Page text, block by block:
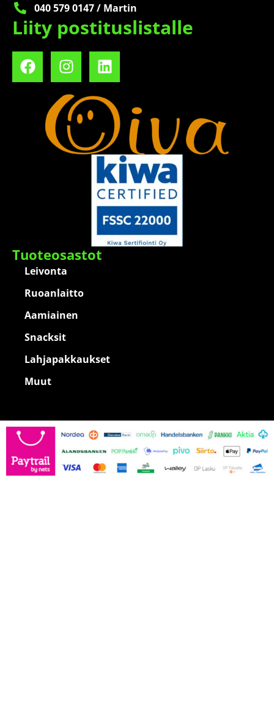
040 579 0147 / Martin
Liity postituslistalle
Tuoteosastot
Leivonta
Ruoanlaitto
Aamiainen
Snacksit
Lahjapakkaukset
Muut